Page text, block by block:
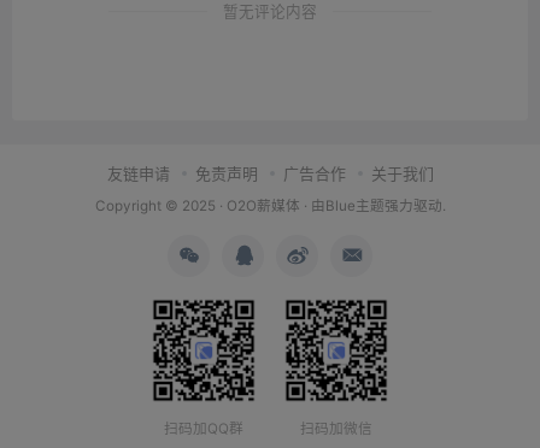
暂无评论内容
友链申请 免责声明 广告合作 关于我们
Copyright © 2025 · O2O薪媒体 · 由 Blue主题强力驱动.
扫码加QQ群 扫码加微信